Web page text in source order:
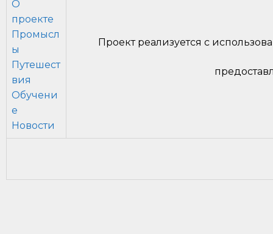
О
проекте
Промысл
ы
Путешест
вия
Обучени
е
Новости
Проект реализуется с